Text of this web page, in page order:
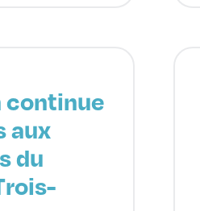
continue
aux
du